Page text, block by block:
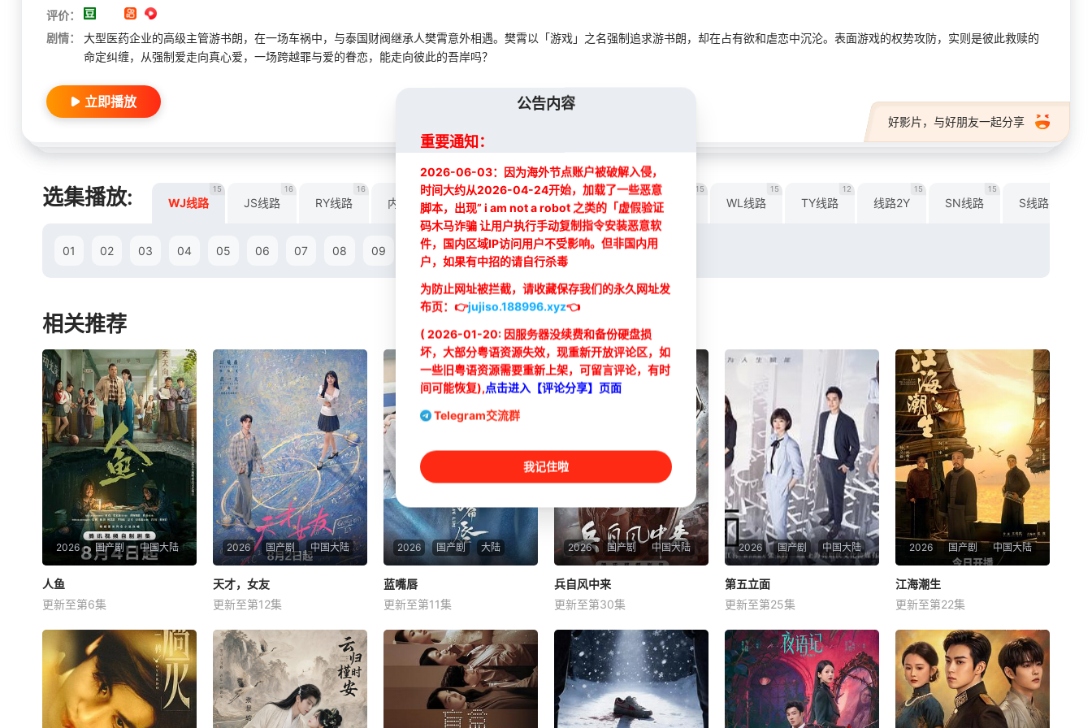
评价：
剧情：
大型医药企业的高级主管游书朗，在一场车祸中，与泰国财阀继承人樊霄意外相遇。樊霄以「游戏」之名强制追求游书朗，却在占有欲和虐恋中沉沦。表面游戏的权势攻防，实则是彼此救赎的
命定纠缠，从强制爱走向真心爱，一场跨越罪与爱的眷恋，能走向彼此的吾岸吗？
好影片，与好朋友一起分享
立即播放
选集播放: WJ线路
15
JS线路
16
RY线路
16
内地线路L
16
内地线路IK
16
DY线路
16
内地线路B
15
WL线路
15
TY线路
12
线路2Y
15
SN线路
15
S线路
01 02 03 04 05 06 07 08 09 10 11 12 13 14
最新
15
最新
相关推荐
2026 国产剧 中国大陆
人鱼
刘孜
就读于职业中学培训部的花季
女生苏琳（黄杨钿甜 饰），虽
自小被父母忽视，在艰苦环境
中长大，但她始终刻苦学习，
憧憬未来。为此，苏琳苦练口
语并争取到了英文朗诵剧中小
人鱼
更新至第6集
2026 国产剧 中国大陆
天才，女友
胡一天 田曦薇
根据素光同同名小说改编。江
逾白长大以后，林知夏忽然对
他说：“江逾白，我喜欢你，
哲学和生物学意义上的喜
欢。”那个夜晚，他脸颊微
热，还听见自己加速的心跳
天才，女友
更新至第12集
2026 国产剧 大陆
蓝嘴唇
魏林嶼
藍劭澐
改编自夏子煦的小说《蓝
嘴唇》。
蓝嘴唇
更新至第11集
2026 国产剧 中国大陆
兵自风中来
欧豪 侯勇
该剧讲述了在396旅与陆军步
兵学院联合举办的小型军事演
习中，郭子剑因不满演习流于
形式，假传指令要求真打实
抗，虽引发哗然，却获赏识调
任396旅一营营长。他激发官
兵自风中来
更新至第30集
2026 国产剧 中国大陆
第五立面
张陆 奚望
该剧围绕四位建筑师展开，讲
述了他们在中意合作项目中面
对专业挑战与境外竞争，通过
创新实践实现本土设计理念突
破的故事。
第五立面
更新至第25集
2026 国产剧 中国大陆
江海潮生
臧金生 焦刚
本剧讲述了状元实业家张謇创
办大生企业，实业报国的故
事。甲午战争后，国家蒙羞，
张謇虽高中状元，却渴望寻求
强国之路。他毅然弃政从商，
殚精竭虑，创办了中国第一家
江海潮生
更新至第22集
公告内容
重要通知：
2026-06-03：因为海外节点账户被破解入侵，
时间大约从2026-04-24开始，加载了一些恶意
脚本，出现” i am not a robot 之类的「虚假验证
码木马诈骗 让用户执行手动复制指令安装恶意软
件，国内区域IP访问用户不受影响。但非国内用
户，如果有中招的请自行杀毒
为防止网址被拦截，请收藏保存我们的永久网址发
布页： 👉jujiso.188996.xyz👈
( 2026-01-20: 因服务器没续费和备份硬盘损
坏，大部分粤语资源失效，现重新开放评论区，如
一些旧粤语资源需要重新上架，可留言评论，有时
间可能恢复),点击进入【评论分享】页面
Telegram交流群
我记住啦